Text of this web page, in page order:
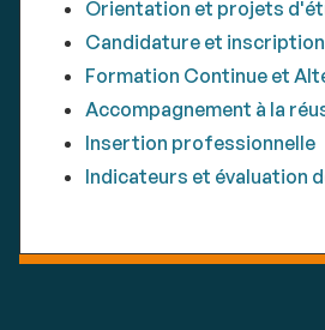
Orientation et projets
Candidature et inscription
Formation Continue et
Accompagnement à la
Insertion professionnelle
Indicateurs et évaluation